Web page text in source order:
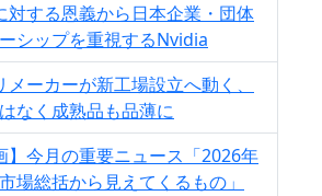
対する恩義から日本企業・団体
シップを重視するNvidia
ーカーが新工場設立へ動く、
なく成熟品も品薄に
】今月の重要ニュース「2026年
場総括から見えてくるもの」